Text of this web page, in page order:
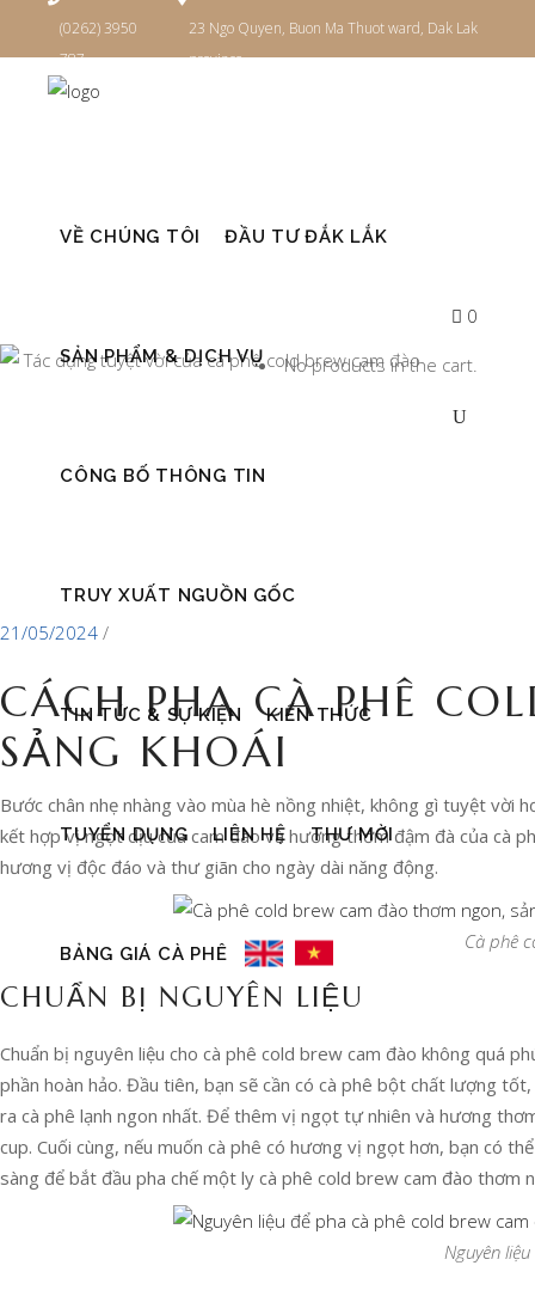
(0262) 3950
787
23 Ngo Quyen, Buon Ma Thuot ward, Dak Lak
province
VỀ CHÚNG TÔI ĐẦU TƯ ĐẮK LẮK
SẢN PHẨM & DỊCH VỤ
CÔNG BỐ THÔNG TIN
TRUY XUẤT NGUỒN GỐC
TIN TỨC & SỰ KIỆN KIẾN THỨC
TUYỂN DỤNG LIÊN HỆ THƯ MỜI
BẢNG GIÁ CÀ PHÊ
0
No products in the cart.
21/05/2024
CÁCH PHA CÀ PHÊ
SẢNG KHOÁI
Bước chân nhẹ nhàng vào mùa hè nồng nhiệt, không gì tuyệt
kết hợp vị ngọt dịu của cam đào và hương thơm đậm đà của cà
hương vị độc đáo và thư giãn cho ngày dài năng động.
Cà phê
CHUẨN BỊ NGUYÊN LIỆU
Chuẩn bị nguyên liệu cho cà phê cold brew cam đào không quá
phần hoàn hảo. Đầu tiên, bạn sẽ cần có cà phê bột chất lượng
ra cà phê lạnh ngon nhất. Để thêm vị ngọt tự nhiên và hương
cup. Cuối cùng, nếu muốn cà phê có hương vị ngọt hơn, bạn có
sàng để bắt đầu pha chế một ly cà phê cold brew cam đào thơm
Nguyên